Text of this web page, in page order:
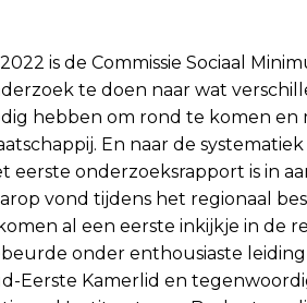
is de Commissie Sociaal
te doen naar wat
hebben om rond te komen en
En naar de
eerste onderzoeksrapport is in
vond tijdens het regionaal
al een eerste inkijkje in de
onder enthousiaste
Eerste Kamerlid en